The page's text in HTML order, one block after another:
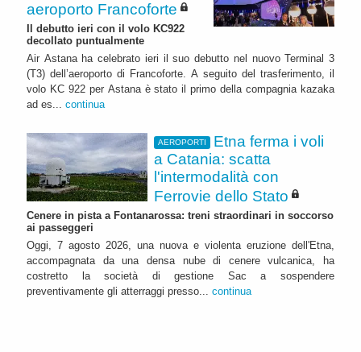
aeroporto Francoforte
Il debutto ieri con il volo KC922
decollato puntualmente
Air Astana ha celebrato ieri il suo debutto nel nuovo Terminal 3
(T3) dell’aeroporto di Francoforte. A seguito del trasferimento, il
volo KC 922 per Astana è stato il primo della compagnia kazaka
ad es... continua
AEROPORTI
Etna ferma i voli
a Catania: scatta
l'intermodalità con
Ferrovie dello Stato
Cenere in pista a Fontanarossa: treni straordinari in soccorso
ai passeggeri
Oggi, 7 agosto 2026, una nuova e violenta eruzione dell'Etna,
accompagnata da una densa nube di cenere vulcanica, ha
costretto la società di gestione Sac a sospendere
preventivamente gli atterraggi presso... continua